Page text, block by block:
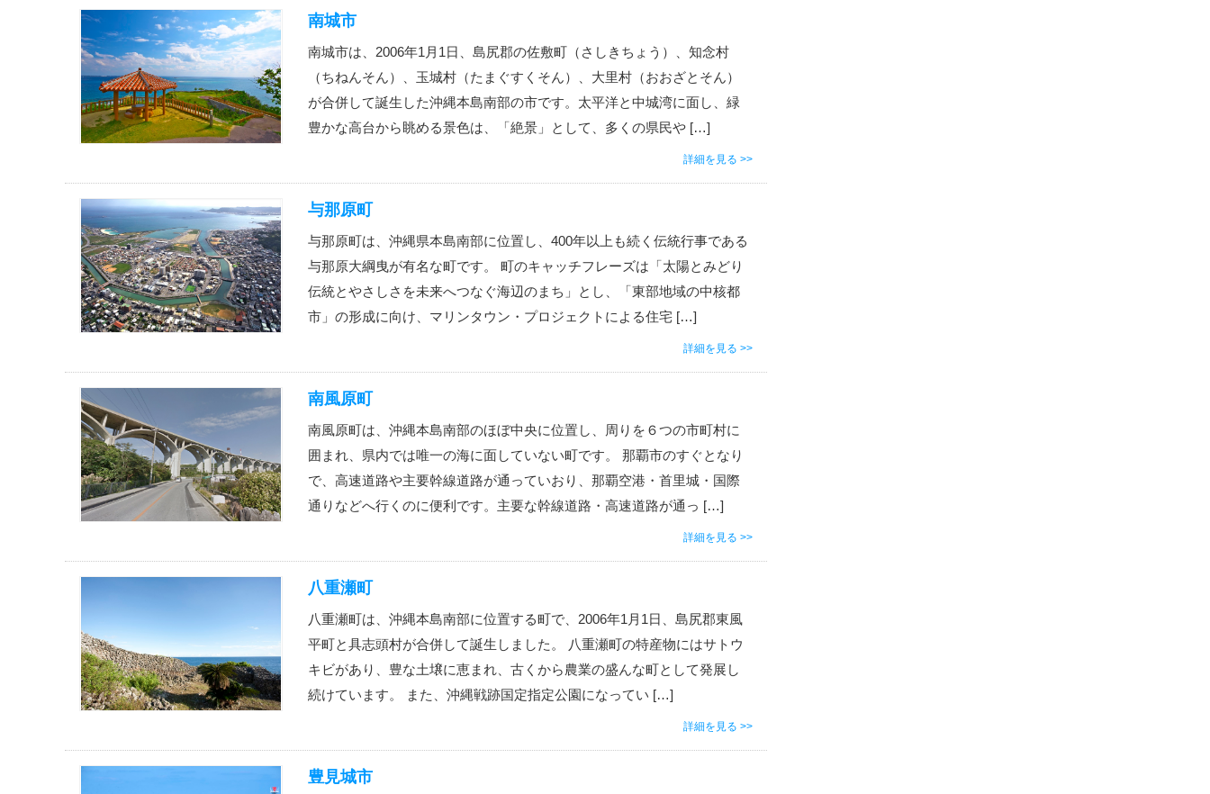
南城市
南城市は、2006年1月1日、島尻郡の佐敷町（さしきちょう）、知念村
（ちねんそん）、玉城村（たまぐすくそん）、大里村（おおざとそん）
が合併して誕生した沖縄本島南部の市です。太平洋と中城湾に面し、緑
豊かな高台から眺める景色は、「絶景」として、多くの県民や […]
詳細を見る >>
与那原町
与那原町は、沖縄県本島南部に位置し、400年以上も続く伝統行事である
与那原大綱曳が有名な町です。 町のキャッチフレーズは「太陽とみどり
伝統とやさしさを未来へつなぐ海辺のまち」とし、「東部地域の中核都
市」の形成に向け、マリンタウン・プロジェクトによる住宅 […]
詳細を見る >>
南風原町
南風原町は、沖縄本島南部のほぼ中央に位置し、周りを６つの市町村に
囲まれ、県内では唯一の海に面していない町です。 那覇市のすぐとなり
で、高速道路や主要幹線道路が通っていおり、那覇空港・首里城・国際
通りなどへ行くのに便利です。主要な幹線道路・高速道路が通っ […]
詳細を見る >>
八重瀬町
八重瀬町は、沖縄本島南部に位置する町で、2006年1月1日、島尻郡東風
平町と具志頭村が合併して誕生しました。 八重瀬町の特産物にはサトウ
キビがあり、豊な土壌に恵まれ、古くから農業の盛んな町として発展し
続けています。 また、沖縄戦跡国定指定公園になってい […]
詳細を見る >>
豊見城市